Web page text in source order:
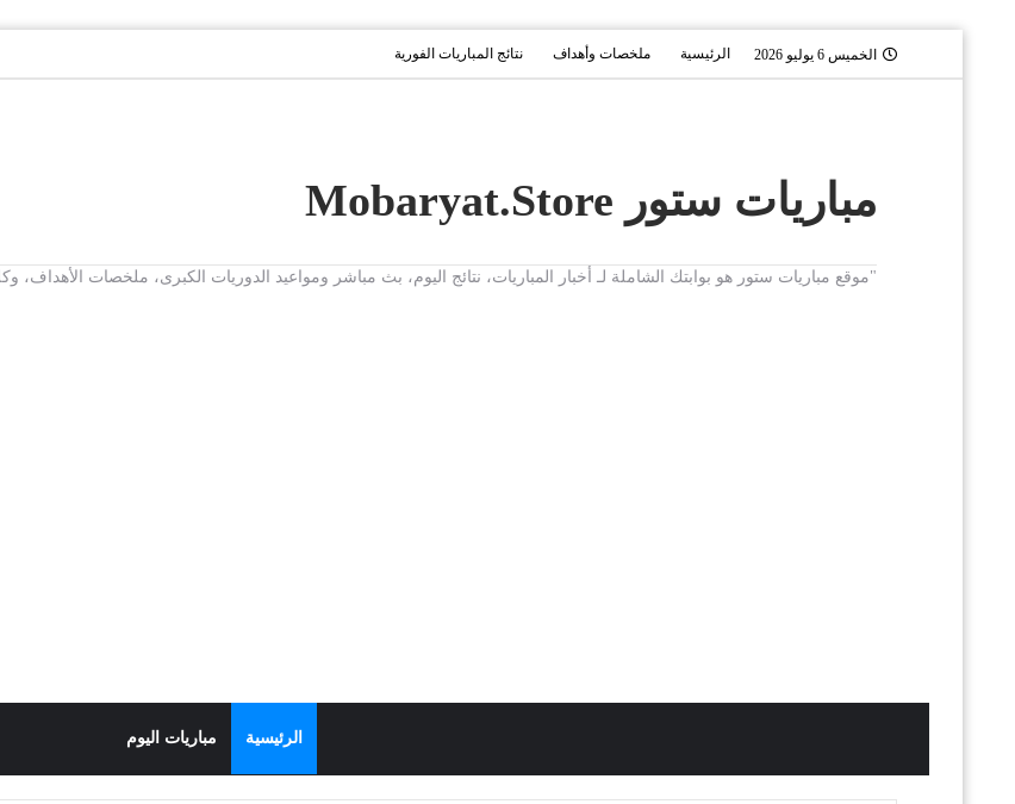
الخميس 6 يوليو 2026 الرئيسية ملخصات وأهداف نتائج المباريات الفورية
مباريات ستور Mobaryat.Store
"موقع مباريات ستور هو بوابتك الشاملة لـ أخبار المباريات، نتائج اليوم، بث مباشر ومواعيد الدوريات الكبرى، ملخصات
الرئيسية مباريات اليوم